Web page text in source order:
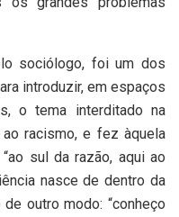
sociólogo, foi um dos
introduzir, em espaços
o tema interditado na
racismo, e fez àquela
sul da razão, aqui ao
nasce de dentro da
outro modo: “conheço